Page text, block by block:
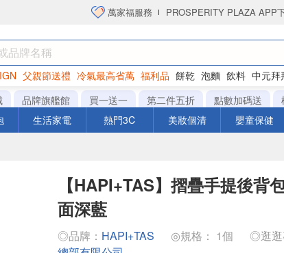
萬家福服務 PROSPERITY PLAZA APP
父親節送禮 冷氣最高省萬 福利品 餅乾 泡麵 飲料 中元拜
洋芋片
品牌旗艦館 買一送一 第二件五折 點數加碼送
生活家電 熱門3C 美妝個清 嬰童保健
【HAPI+TAS】摺疊手提後背
面深藍
◎品牌： HAPI+TAS ◎規格： 1個 ◎逛逛